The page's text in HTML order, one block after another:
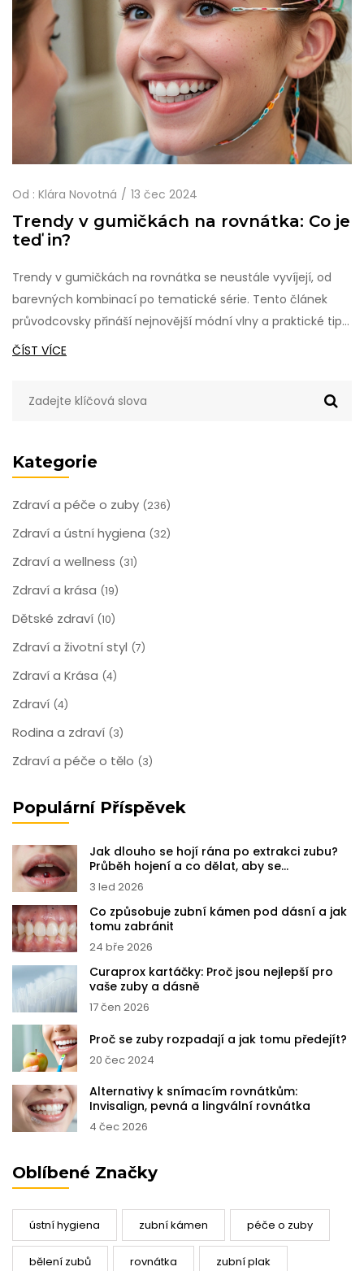
Kategorie
Zdraví a péče o zuby (236)
Zdraví a ústní hygiena (32)
Zdraví a wellness (31)
Zdraví a krása (19)
Dětské zdraví (10)
Zdraví a životní styl (7)
Zdraví a Krása (4)
Zdraví (4)
Rodina a zdraví (3)
Zdraví a péče o tělo (3)
Populární Příspěvek
Jak dlouho se hojí rána po extrakci zubu?
Průběh hojení a co dělat, aby se
nekomplikovala
3 led 2026
Co způsobuje zubní kámen pod dásní a jak
tomu zabránit
24 bře 2026
Curaprox kartáčky: Proč jsou nejlepší pro
vaše zuby a dásně
17 čen 2026
Proč se zuby rozpadají a jak tomu předejít?
20 čec 2024
Alternativy k snímacím rovnátkům:
Invisalign, pevná a lingvální rovnátka
4 čec 2026
Oblíbené Značky
ústní hygiena zubní kámen péče o zuby
bělení zubů rovnátka zubní plak
Od : Klára Novotná 13 čec 2024
Trendy v gumičkách na rovnátka: Co je
teď in?
Trendy v gumičkách na rovnátka se neustále vyvíjejí, od
barevných kombinací po tematické série. Tento článek
průvodcovsky přináší nejnovější módní vlny a praktické tipy,
jak se starat o vaše zuby s rovnátky a co je nyní populární
ČÍST VÍCE